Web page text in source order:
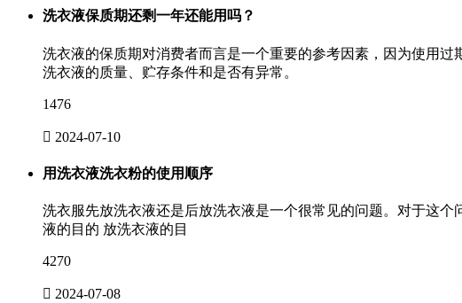
洗衣液保质期还剩一年还能用吗？
洗衣液的保质期对消费者而言是一个重要的参考因素，因为使用
洗衣液的质量、贮存条件和是否有异常。
1476
 2024-07-10
用洗衣液洗衣粉的使用顺序
洗衣服先放洗衣液还是后放洗衣液是一个很常见的问题。对于这
液的目的 放洗衣液的目
4270
 2024-07-08